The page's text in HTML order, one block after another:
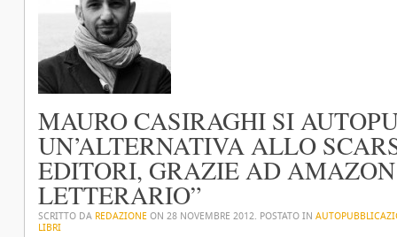
MAURO CASIRAGHI SI
UN’ALTERNATIVA ALLO
EDITORI, GRAZIE AD
LETTERARIO”
SCRITTO DA REDAZIONE ON 28 NOVEMBRE 2012. POSTATO IN
LIBRI